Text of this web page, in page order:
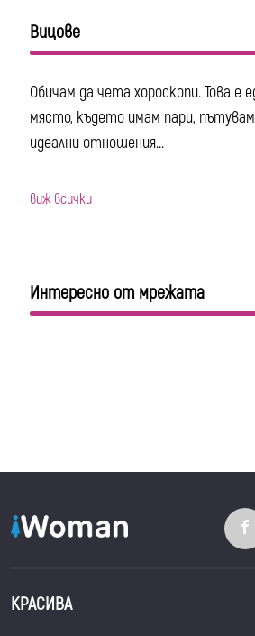
Вицове
Обичам да чета хороскопи. Това е
място, където имам пари,
идеални отношения...
виж всички
Интересно от мрежата
КРАСИВА